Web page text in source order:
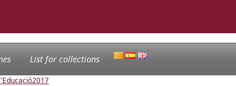
List for collections
2017